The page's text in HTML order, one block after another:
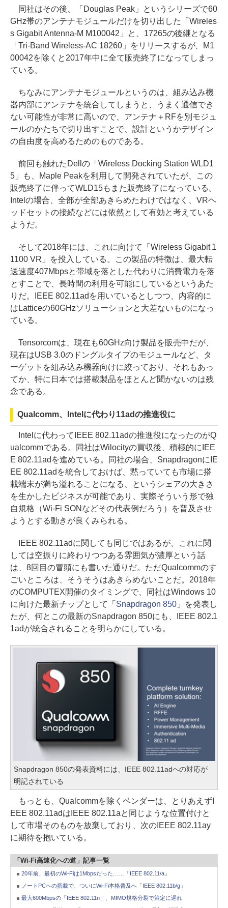
同社はその後、「Douglas Peak」というシリーズで60
GHz帯のアンテナモジュールだけを切り出した「Wireles
s Gigabit Antenna-M M100042」と、17265の後継となる
「Tri-Band Wireless-AC 18260」をリリースするが、M1
00042を除くと2017年中に全て販売終了になってしまっ
ている。
ちなみにアンテナモジュールというのは、組み込み機
器内部にアンテナを統合してしまうと、うまく通信でき
ない可能性が非常に高いので、アンテナ＋RFを別モジュ
ールのかたちで切り出すことで、設計というかデザイン
の自由度を高めるためのものである。
前回も触れたDellの「Wireless Docking Station WLD1
5」も、Maple Peakを利用して開発されていたが、この
販売終了に伴ってWLD15もまた販売終了になっている。
Intelの場合、全部が全部あきらめたわけではなく、VRヘ
ッドセットの接続などには依然として有効と考えている
ようだ。
そして2018年には、これに向けて「Wireless Gigabit 1
1100 VR」を投入している。この製品の特徴は、最大転
送速度407Mbpsと帯域を落とした代わりに消費電力を落
とすことで、長時間の利用を可能にしているというあた
りだ。IEEE 802.11adを用いているとしつつ、内容的に
はLatticeの60GHzソリューションと大差ないものになっ
ている。
Tensorcomは、現在も60GHz向け製品を販売中だが、
現在はUSB 3.0のドングルタイプのモジュールなど、タ
ーゲットを組み込み機器向けに絞っており、それもあっ
てか、特に日本では搭載製品をほとんど聞かないのは残
念である。
Qualcomm、Intelに代わり11adの推進役に
Intelに代わってIEEE 802.11adの推進役になったのがQ
ualcommである。同社はWilocityの買収後、積極的にIEE
E 802.11adを進めている。同社の場合、SnapdragonにIE
EE 802.11adを統合しておけば、黙っていても市場に搭
載端末が満ち溢れることになる、というシェアの大きさ
を生かしたビジネスが可能であり、実際そういう形で独
自規格（Wi-Fi SONなどその代表例だろう）を普及させ
ようとする動きが良くみられる。
IEEE 802.11adに関しても同じではあるが、これに関
しては空振りに終わりつつある雰囲気が濃厚という話
は、8回目の冒頭にも書いた通りだ。ただQualcommのす
ごいところは、そうそうはあきらめないことだ。2018年
のCOMPUTEX開催のタイミングで、同社はWindows 10
に向けた最新チップとして「 Snapdragon 850」を発表し
たが、何とこの最新のSnapdragon 850にも、IEEE 802.1
1adが統合されることを明らかにしている。
Snapdragon 850の発表資料には、IEEE 802.11adへの対応が
明記されている
もっとも、Qualcommを除くベンダーは、とりあえずI
EEE 802.11adはIEEE 802.11aと同じような位置付けと
して市場そのものを放棄しており、次のIEEE 802.11ay
に期待を抱いている。
「Wi-Fi高速化への道」記事一覧
20年前、最初のWi-Fiは1Mbpsだった……「IEEE 802.11/a」
ノートPCへの搭載で、ついにWi-Fi本格普及へ「IEEE 802.11b/g」
最大600Mbpsの「IEEE 802.11n」、MIMO規格分裂で策定に遅れ